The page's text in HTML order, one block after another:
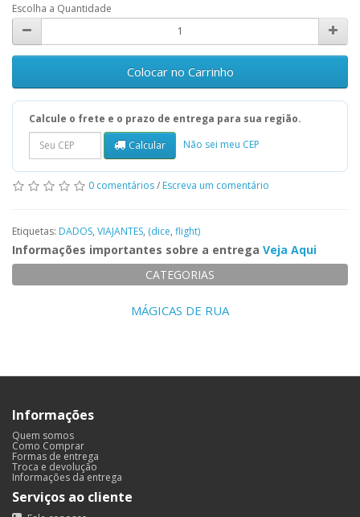
Escolha a Quantidade
Colocar no Carrinho
Calcule o frete e o prazo de entrega para sua região.
Calcular
Não sei meu CEP
0 comentários/ Escreva um comentário
Etiquetas: DADOS, VIAJANTES, (dice, flight)
Informações importantes sobre a entrega Veja Aqui
CATEGORIAS
MÁGICAS DE RUA
Informações
Quem somos
Como Comprar
Formas de entrega
Troca e devolução
Informações da entrega
Serviços ao cliente